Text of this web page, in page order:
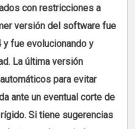
con restricciones a
versión del software fue
fue evolucionando y
La última versión
para evitar
ante un eventual corte de
Si tiene sugerencias